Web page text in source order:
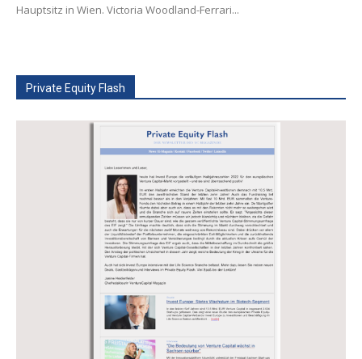
Hauptsitz in Wien. Victoria Woodland-Ferrari...
Private Equity Flash